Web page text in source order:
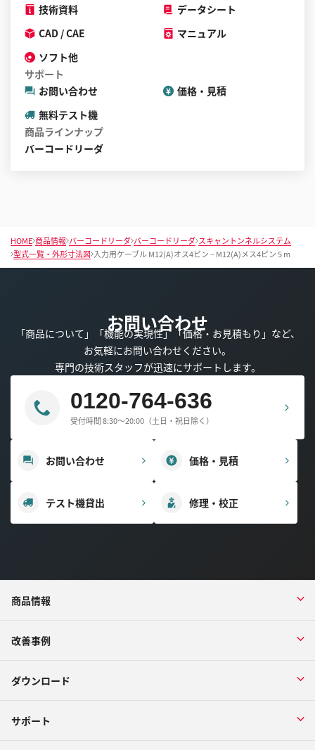
技術資料
データシート
CAD / CAE
マニュアル
ソフト他
サポート
お問い合わせ
価格・見積
無料テスト機
商品ラインナップ
バーコードリーダ
HOME 商品情報 バーコードリーダ バーコードリーダ スキャントンネルシステム
型式一覧・外形寸法図 入力用ケーブル M12(A)オス4ピン – M12(A)メス4ピン 5 m
お問い合わせ
「商品について」「機能の実現性」「価格・お見積もり」など、
お気軽にお問い合わせください。
専門の技術スタッフが迅速にサポートします。
0120-764-636
受付時間 8:30～20:00（土日・祝日除く）
お問い合わせ 価格・見積
テスト機貸出 修理・校正
商品情報
改善事例
ダウンロード
サポート